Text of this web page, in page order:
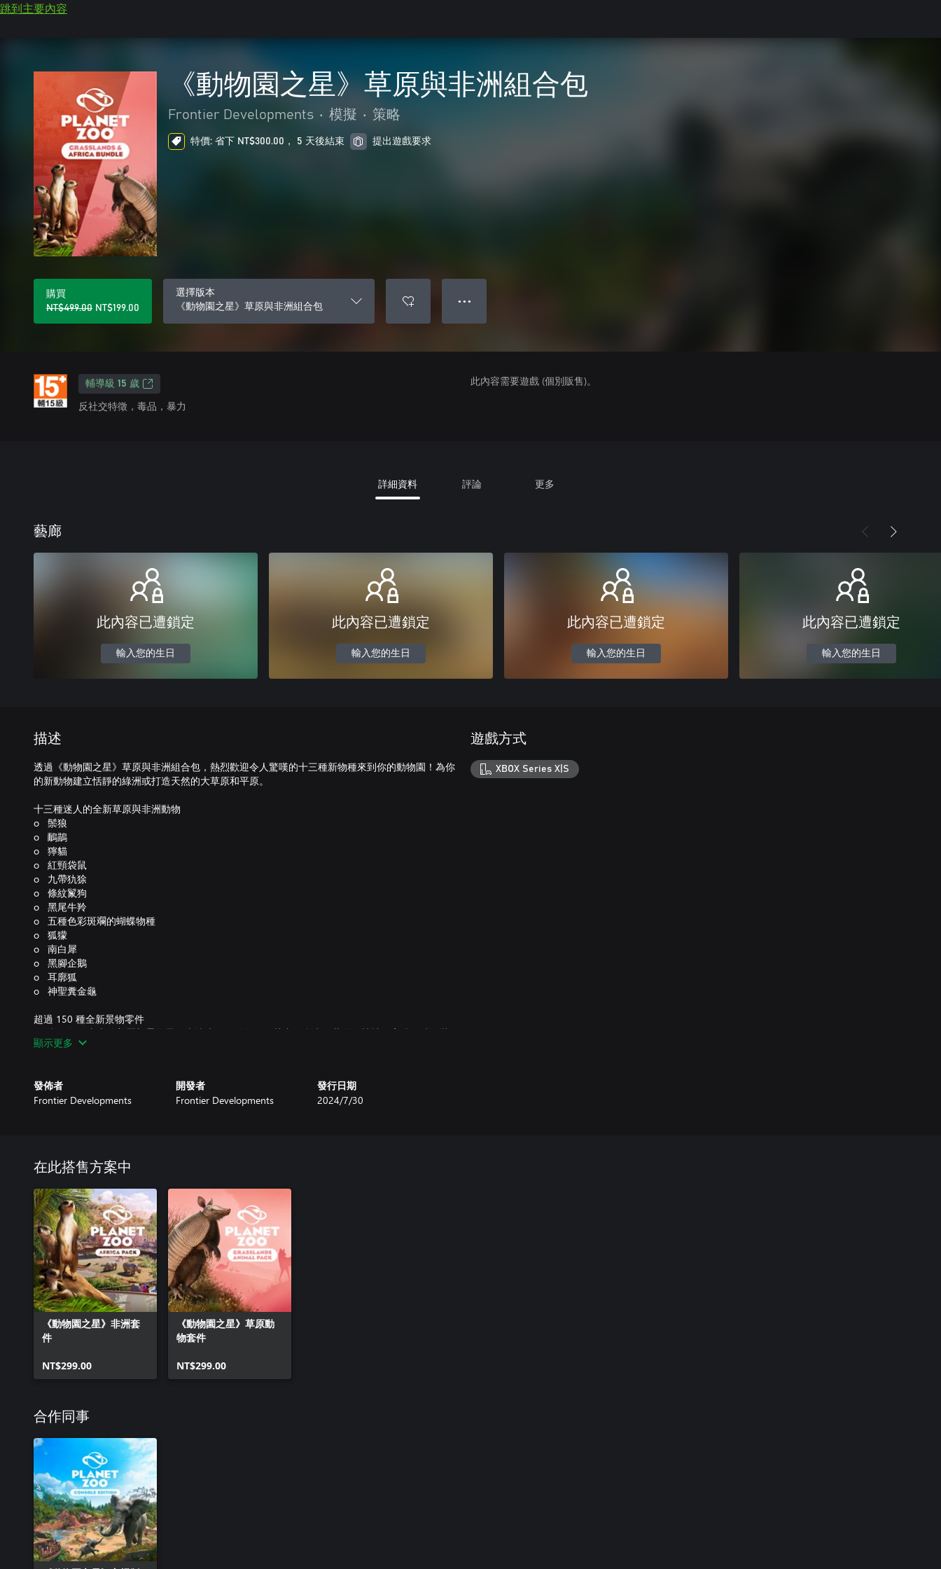
跳到主要內容
《動物園之星》草原與非洲組合包
Frontier Developments • 模擬 • 策略
特價: 省下 NT$300.00， 5 天後結束 提出遊戲要求
購買
NT$499.00 NT$199.00
選擇版本
《動物園之星》草原與非洲組合包
● ● ●
輔導級 15 歲
反社交特徵，毒品，暴力
此內容需要遊戲 (個別販售)。
詳細資料 評論 更多
藝廊
此內容已遭鎖定
輸入您的生日
此內容已遭鎖定
輸入您的生日
此內容已遭鎖定
輸入您的生日
此內容已遭鎖定
輸入您的生日
描述
透過《動物園之星》草原與非洲組合包，熱烈歡迎令人驚嘆的十三種新物種來到你的動物園！為你
的新動物建立恬靜的綠洲或打造天然的大草原和平原。
十三種迷人的全新草原與非洲動物
o 鬃狼
o 鴯鶓
o 獰貓
o 紅頸袋鼠
o 九帶犰狳
o 條紋鬣狗
o 黑尾牛羚
o 五種色彩斑斕的蝴蝶物種
o 狐獴
o 南白犀
o 黑腳企鵝
o 耳廓狐
o 神聖糞金龜
超過 150 種全新景物零件
o 利用數量龐大的美麗新景物零件來擴建你的動物園，其中包含生氣蓬勃的植被、亮眼吸睛的裝飾
品還有定製道路。擺設引人注目的動物雕像與令人驚嘆的畫作、自訂繽紛多彩的磁磚，並用隨風搖
打造蝴蝶展示區
o 用一系列美麗無比的蝴蝶讓你的動物園更加繽紛，歡迎以下五個亮眼物種的加入：黃菲粉蝶、孔
2 個充滿挑戰性的新關卡
o 在全新的劇情關卡中前往阿根廷的原始草原。教導富有的社交名流蒂芬妮·薩默斯如何正確照顧
動物，並將住在她廣闊宅邸內的各種動物遷移到更適宜的環境。
o 體驗綠洲市集的僻靜驚奇。在這個挑戰中，你要在有限的空間內施展身手，將這個隱密的沙漠明
珠轉變成一個人人都想來的旅遊景點。這座動物園裡的發電機時常出問題，你得試著做好熱管理、
研發太陽能與風力等永續選項，並讓這個地點煥然一新。
顯示更多
發佈者
Frontier Developments
開發者
Frontier Developments
發行日期
2024/7/30
遊戲方式
XBOX Series X|S
在此搭售方案中
《動物園之星》非洲套
件
NT$299.00
《動物園之星》草原動
物套件
NT$299.00
合作同事